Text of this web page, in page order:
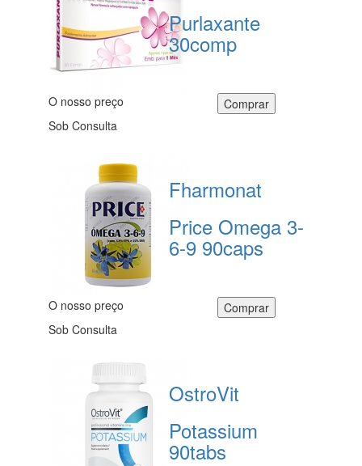
Purlaxante
30comp
O nosso preço
Sob Consulta
Fharmonat
Price Omega 3-
6-9 90caps
O nosso preço
Sob Consulta
OstroVit
Potassium
90tabs